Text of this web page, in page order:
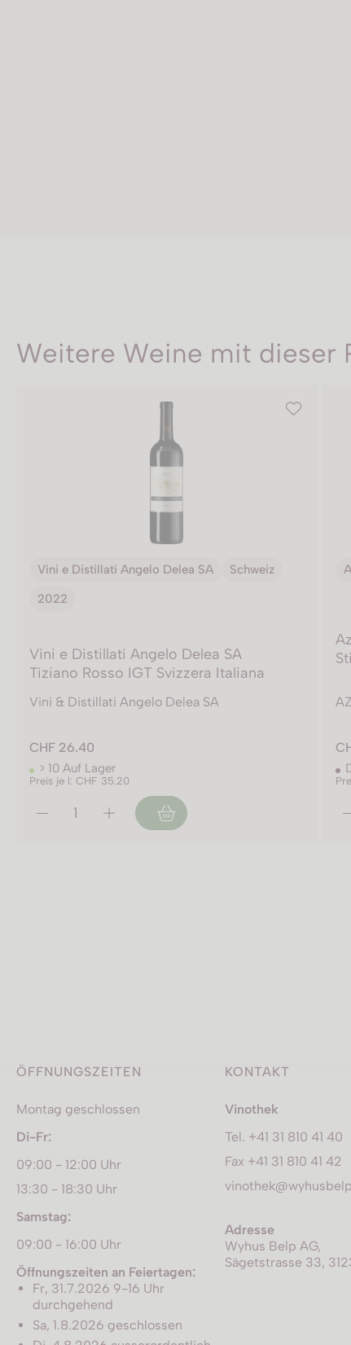
Weitere Weine mit dieser
Vini e Distillati Angelo Delea SA
Schweiz
2022
Vini e Distillati Angelo Delea SA
Tiziano Rosso IGT Svizzera Italiana
Vini & Distillati Angelo Delea SA
CHF 26.40
> 10 Auf Lager
Preis je l: CHF 35.20
ÖFFNUNGSZEITEN
Montag geschlossen
Di-Fr:
09:00 - 12:00 Uhr
13:30 - 18:30 Uhr
Samstag:
09:00 - 16:00 Uhr
Öffnungszeiten an Feiertagen:
Fr, 31.7.2026 9-16 Uhr
durchgehend
Sa, 1.8.2026 geschlossen
KONTAKT
Vinothek
Tel. +41 31 810 41 40
Fax +41 31 810 41 42
Adresse
Wyhus Belp AG,
Sägetstrasse 33,